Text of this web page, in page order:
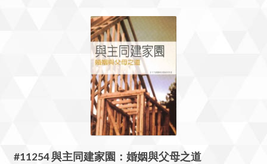
#11254 與主同建家園：婚姻與父母之道